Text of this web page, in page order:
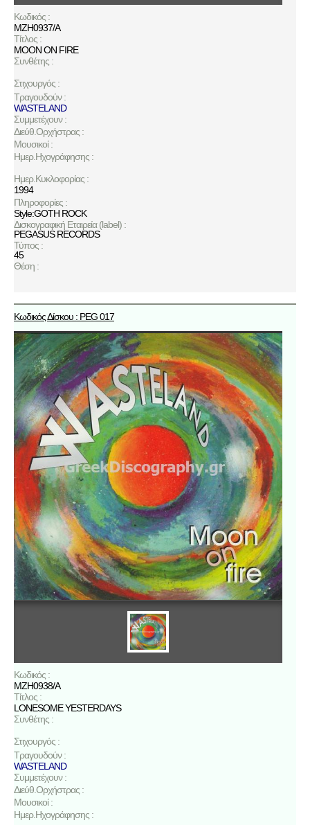
Κωδικός :
MZH0937/A
Τίτλος :
MOON ON FIRE
Συνθέτης :
Στιχουργός :
Τραγουδούν :
WASTELAND
Συμμετέχουν :
Διεύθ.Ορχήστρας :
Μουσικοί :
Ημερ.Ηχογράφησης :
Ημερ.Κυκλοφορίας :
1994
Πληροφορίες :
Style:GOTH ROCK
Δισκογραφική Εταιρεία (label) :
PEGASUS RECORDS
Τύπος :
45
Θέση :
Κωδικός Δίσκου : PEG 017
Κωδικός :
MZH0938/A
Τίτλος :
LONESOME YESTERDAYS
Συνθέτης :
Στιχουργός :
Τραγουδούν :
WASTELAND
Συμμετέχουν :
Διεύθ.Ορχήστρας :
Μουσικοί :
Ημερ.Ηχογράφησης :